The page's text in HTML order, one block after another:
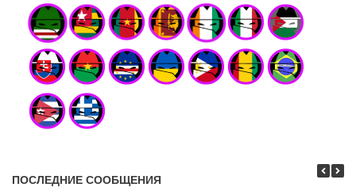
ПОСЛЕДНИЕ СООБЩЕНИЯ